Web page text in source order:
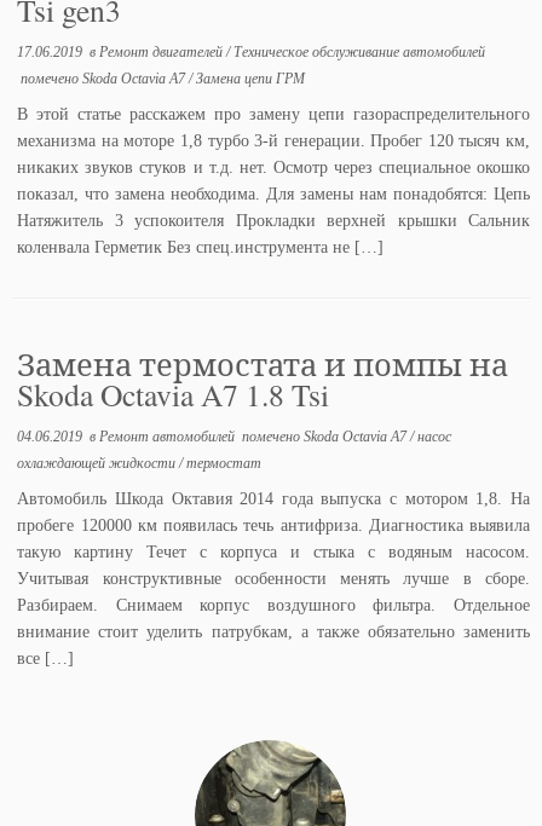
Tsi gen3
17.06.2019 в Ремонт двигателей/ Техническое обслуживание автомобилей
помеченоSkoda Octavia A7/Замена цепи ГРМ
В этой статье расскажем про замену цепи газораспределительного
механизма на моторе 1,8 турбо 3-й генерации. Пробег 120 тысяч км,
никаких звуков стуков и т.д. нет. Осмотр через специальное окошко
показал, что замена необходима. Для замены нам понадобятся: Цепь
Натяжитель 3 успокоителя Прокладки верхней крышки Сальник
коленвала Герметик Без спец.инструмента не […]
Замена термостата и помпы на
Skoda Octavia A7 1.8 Tsi
04.06.2019 в Ремонт автомобилей помеченоSkoda Octavia A7/насос
охлаждающей жидкости/термостат
Автомобиль Шкода Октавия 2014 года выпуска с мотором 1,8. На
пробеге 120000 км появилась течь антифриза. Диагностика выявила
такую картину Течет с корпуса и стыка с водяным насосом.
Учитывая конструктивные особенности менять лучше в сборе.
Разбираем. Снимаем корпус воздушного фильтра. Отдельное
внимание стоит уделить патрубкам, а также обязательно заменить
все […]